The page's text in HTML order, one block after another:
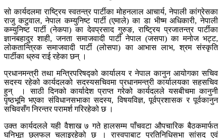
सो कार्यदलमा राष्ट्रिय स्वतन्त्र पार्टीका मोहनलाल आचार्य, नेपाली कांग्रेसका
राजु कटुवाल, नेपाल कम्युनिष्ट पार्टी (एमाले) का डा भीष्म अधिकारी, नेपाली
कम्युनिष्ट पार्टी (नेकपा) का देवप्रसाद गुरुङ, राष्ट्रिय प्रजातन्त्र पार्टीका
ज्ञानबहादुर शाही, जनता समाजवादी पार्टी नेपाल (जसपा) का मनोज भट्ट,
लोकतान्त्रिक समाजवादी पार्टी (लोसपा) का आभास लाभ, श्रम संस्कृति
पार्टीका ध्रुव राई रहेका छन् ।
प्रधानमन्त्री तथा मन्त्रिपरिषद्को कार्यालय र नेपाल कानुन आयोगका सचिव
सदस्य रहेको कार्यदलको सदस्यसचिवमा प्रधानमन्त्री कार्यालयका सहसचिव
हुन् । साठी दिनको कार्यादेश प्राप्त गरेको कार्यदलले यसबीचमा कानुनी
पृष्ठभूमि भएका संविधानसभाका सदस्य, विषयविज्ञ, पूर्वप्रशासक र पूर्वकानुन
सचिवसँग निरन्तर परामर्श गरिरहेको छ ।
उक्त कार्यदलले यही वैशाख ७ गते हालसम्म पाँचवटा औपचारिक बैठकमार्फत
घनिभूत छलफल चलाइरहेको छ । रास्वपाबाट प्रतिनिधिसभा सांसद एवं